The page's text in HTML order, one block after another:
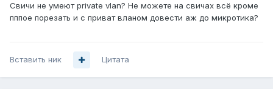
Свичи не умеют private vlan? Не можете на свичах всё кроме
пппое порезать и с приват вланом довести аж до микротика?
Вставить ник Цитата